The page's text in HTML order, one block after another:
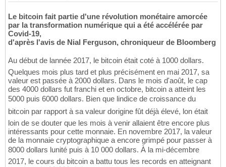
Le bitcoin fait partie d'une révolution monétaire amorcée
par la transformation numérique qui a été accélérée par
Covid-19,
d'après l'avis de Nial Ferguson, chroniqueur de Bloomberg
Au début de lannée 2017, le bitcoin était coté à 1000 dollars.
Quelques mois plus tard et plus précisément en mai 2017, sa
valeur est passée à 2000 dollars. Dans le mois d'août, le cap
des 4000 dollars fut franchi et en octobre, bitcoin a atteint les
5000 puis 6000 dollars. Bien que lindice de croissance du
bitcoin par rapport à sa valeur dorigine fût déjà élevé, lon était
loin de se douter que les mois à venir allaient être encore plus
intéressants pour cette monnaie. En novembre 2017, la valeur
de la monnaie cryptographique a encore grimpé pour passer à
8000 dollars lunité puis à 10 000 dollars. À la mi-décembre
2017, le cours du bitcoin a battu tous les records en atteignant